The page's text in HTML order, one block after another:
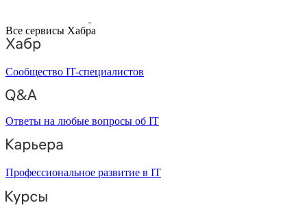
Все сервисы Хабра
Сообщество IT-специалистов
Ответы на любые вопросы об IT
Профессиональное развитие в IT